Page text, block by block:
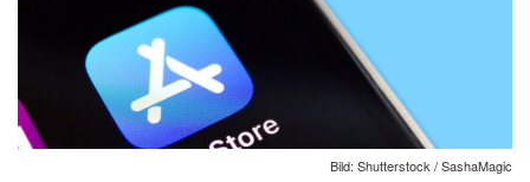
Bild: Shutterstock / SashaMagic